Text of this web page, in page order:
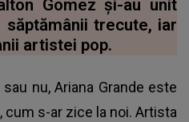
Gomez și-au unit
trecute, iar
artistei pop.
sau nu,Ariana Grande este
cum s-ar zice la noi. Artista